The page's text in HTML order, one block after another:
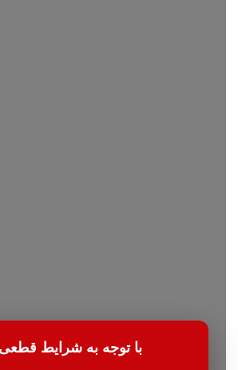
با توجه به شرایط قطعی